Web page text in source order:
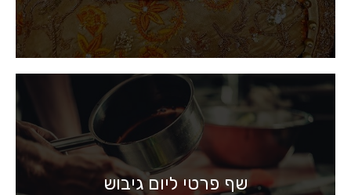
שף פרטי ליום גיבוש